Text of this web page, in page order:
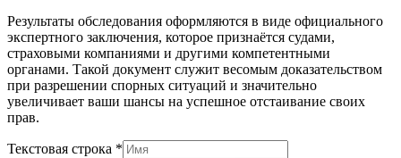
Результаты обследования оформляются в виде официального
экспертного заключения, которое признаётся судами,
страховыми компаниями и другими компетентными
органами. Такой документ служит весомым доказательством
при разрешении спорных ситуаций и значительно
увеличивает ваши шансы на успешное отстаивание своих
прав.
Текстовая строка *